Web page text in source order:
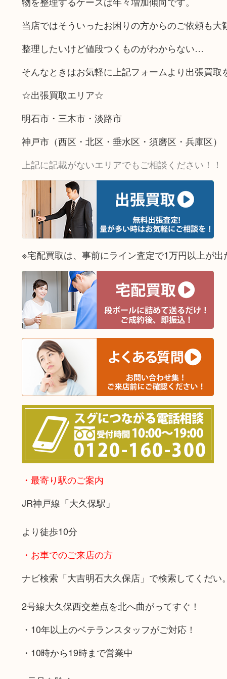
当店ではそういったお困りの方からのご依頼も大
整理したいけど値段つくものがわからない…
そんなときはお気軽に上記フォームより出張買取
☆出張買取エリア☆
明石市・三木市・淡路市
神戸市（西区・北区・垂水区・須磨区・兵庫区）
上記に記載がないエリアでもご相談ください！！
※宅配買取は、事前にライン査定で1万円以上が
・最寄り駅のご案内
JR神戸線「大久保駅」
より徒歩10分
・お車でのご来店の方
ナビ検索「大吉明石大久保店」で検索してくだい。
2号線大久保西交差点を北へ曲がってすぐ！
・10年以上のベテランスタッフがご対応！
・10時から19時まで営業中